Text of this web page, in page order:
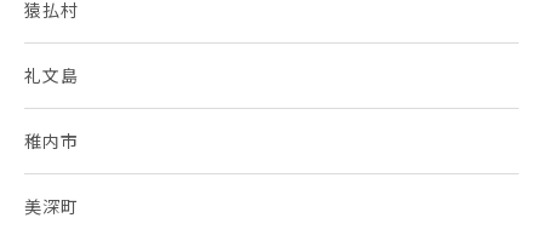
猿払村
礼文島
稚内市
美深町